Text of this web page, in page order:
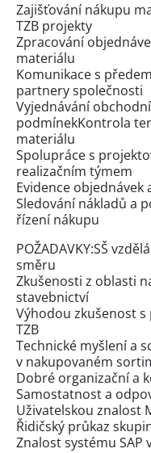
Zajišťování nákupu
TZB projekty
Zpracování
materiálu
Komunikace s
partnery společnosti
Vyjednávání
podmínekKontrola
materiálu
Spolupráce s
realizačním týmem
Evidence
Sledování nákladů a
řízení nákupu
POŽADAVKY:SŠ
směru
Zkušenosti z oblasti
stavebnictví
Výhodou zkušenost
TZB
Technické myšlení a
v nakupovaném
Dobré organizační a
Samostatnost a
Uživatelskou znalost
Řidičský průkaz
Znalost systému SAP